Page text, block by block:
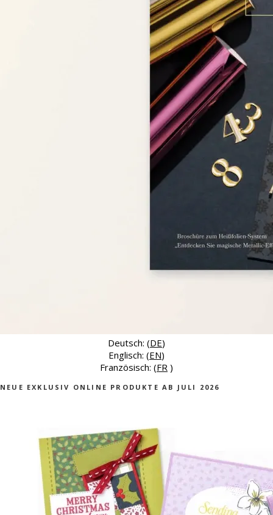
Deutsch: (DE)
Englisch: (EN)
Französisch: (FR )
NEUE EXKLUSIV ONLINE PRODUKTE AB JULI 2026